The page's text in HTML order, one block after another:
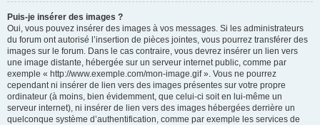
Puis-je insérer des images ?
Oui, vous pouvez insérer des images à vos messages. Si les administrateurs
du forum ont autorisé l’insertion de pièces jointes, vous pourrez transférer des
images sur le forum. Dans le cas contraire, vous devrez insérer un lien vers
une image distante, hébergée sur un serveur internet public, comme par
exemple « http://www.exemple.com/mon-image.gif ». Vous ne pourrez
cependant ni insérer de lien vers des images présentes sur votre propre
ordinateur (à moins, bien évidemment, que celui-ci soit en lui-même un
serveur internet), ni insérer de lien vers des images hébergées derrière un
quelconque système d’authentification, comme par exemple les services de